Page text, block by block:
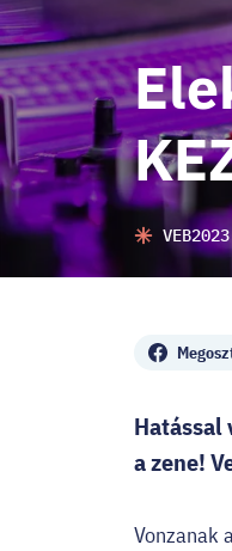
Hatással
a zene!
Vonzanak